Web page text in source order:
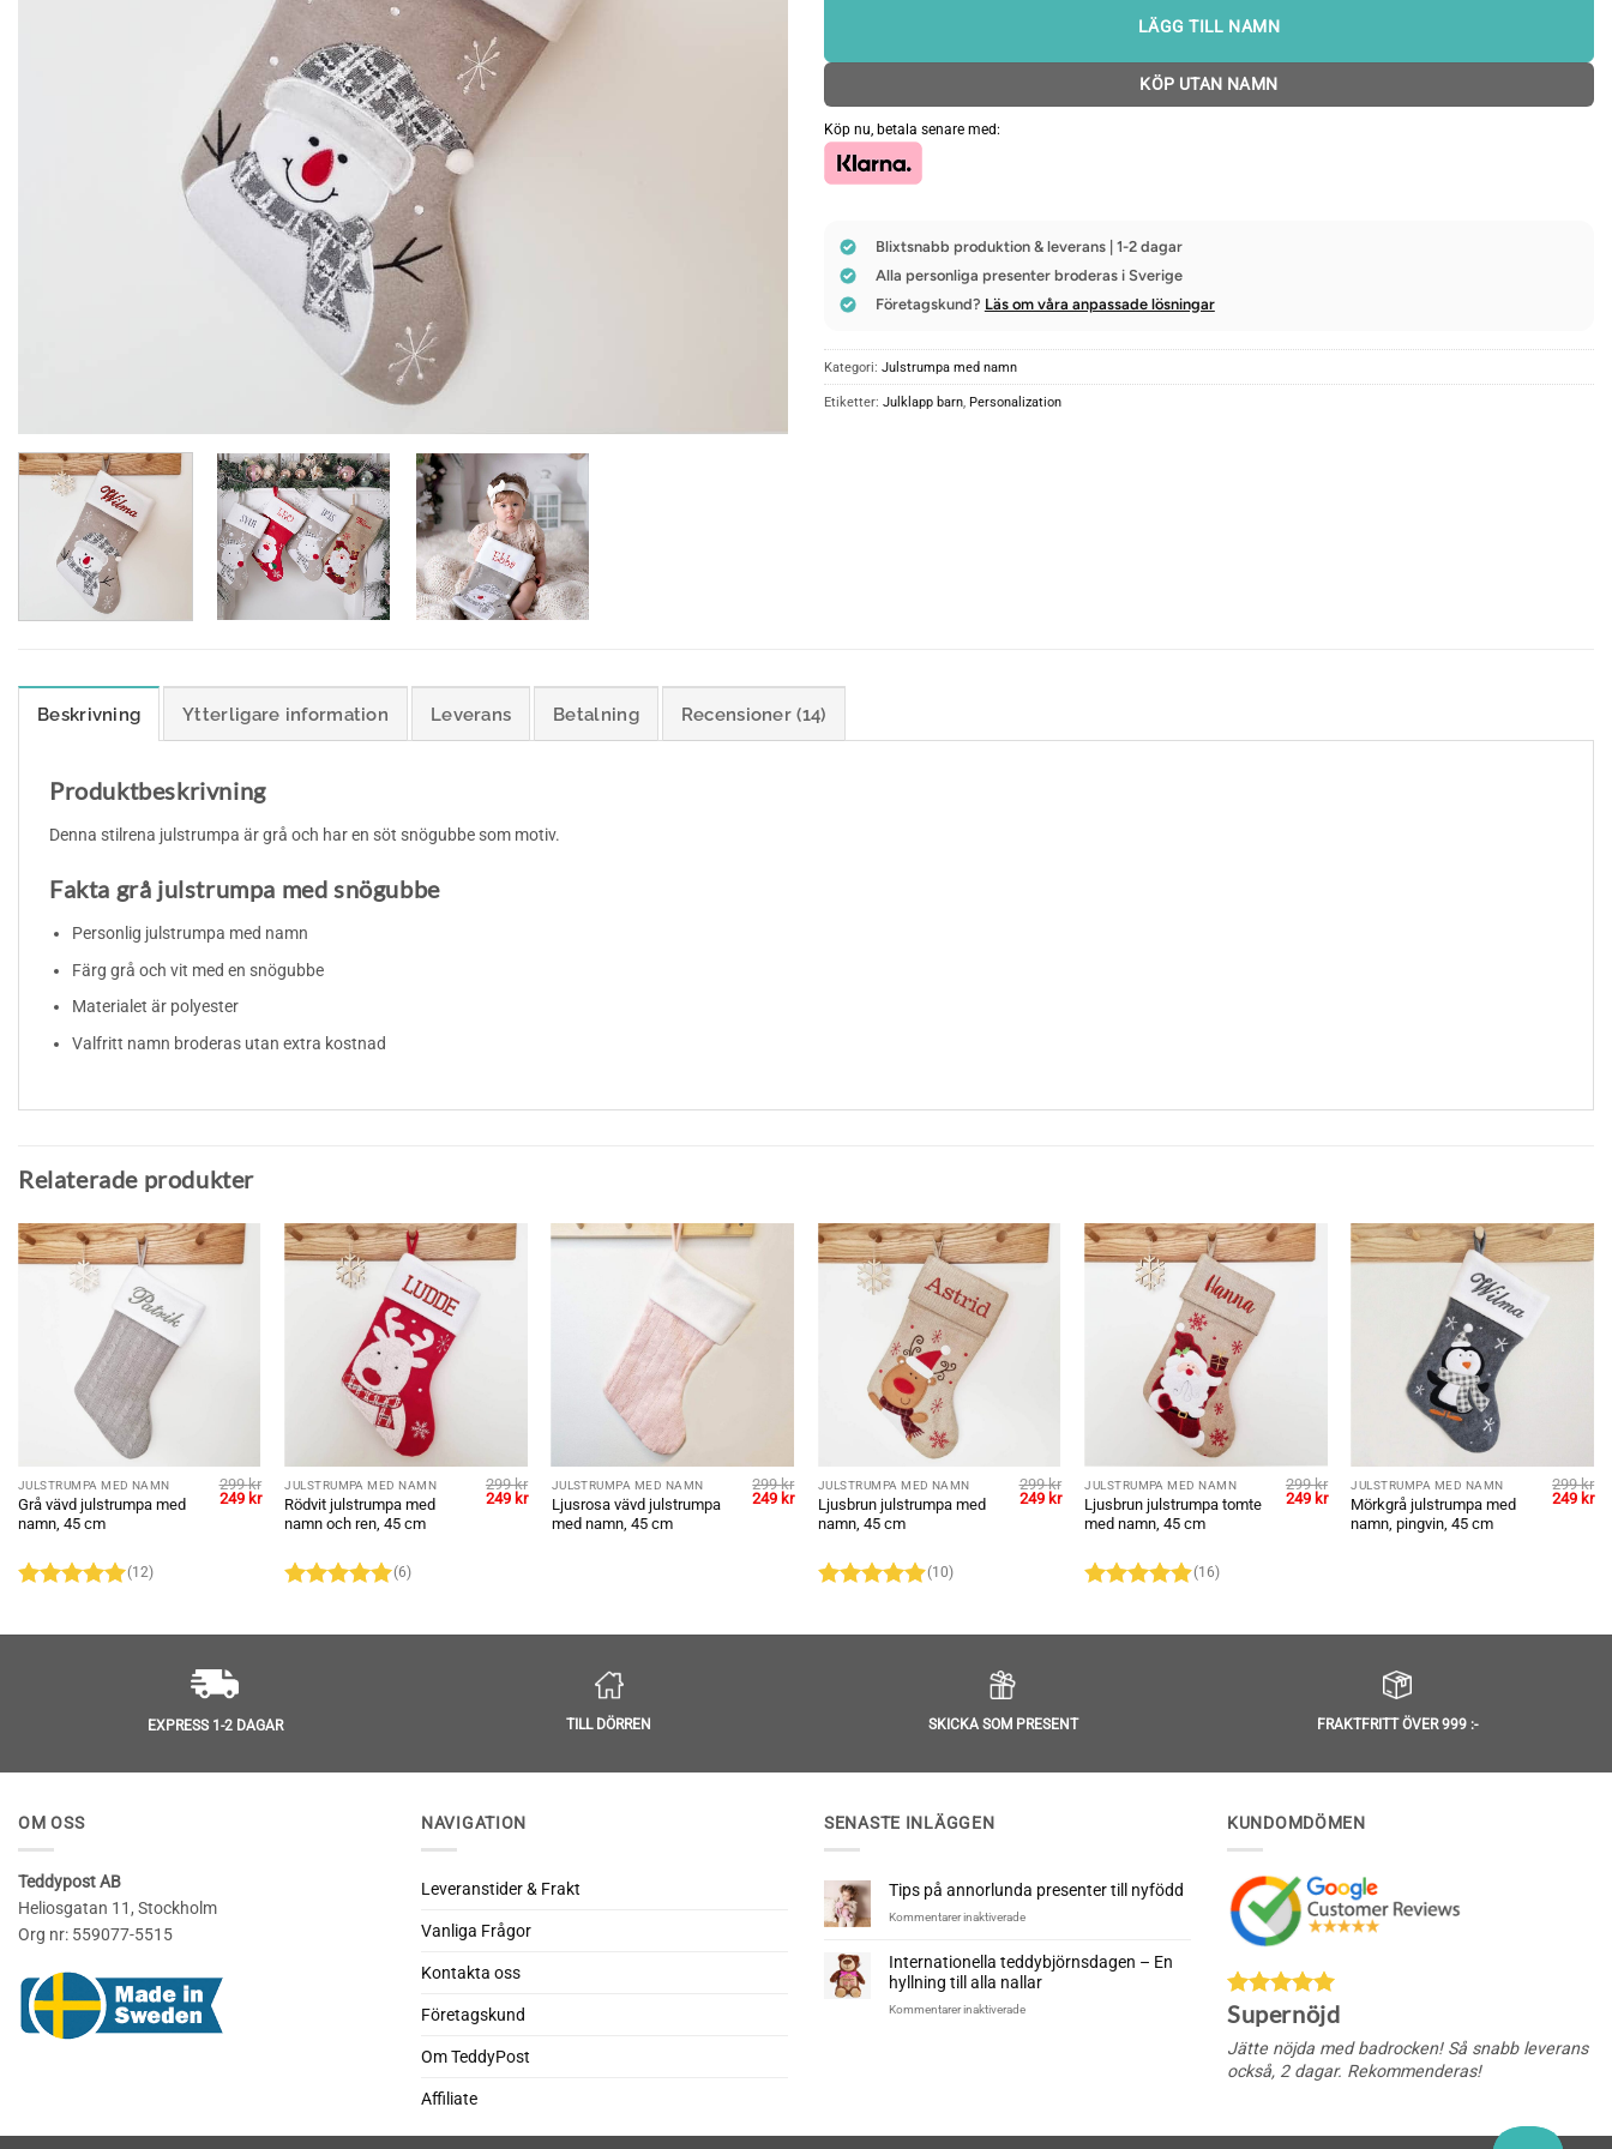
LÄGG TILL NAMN
KÖP UTAN NAMN
Köp nu, betala senare med:
Blixtsnabb produktion & leverans | 1-2 dagar
Alla personliga presenter broderas i Sverige
Företagskund? Läs om våra anpassade lösningar
Kategori: Julstrumpa med namn
Etiketter: Julklapp barn Personalization
Beskrivning Ytterligare information Leverans Betalning Recensioner (14)
Produktbeskrivning
Denna stilrena julstrumpa är grå och har en söt snögubbe som motiv.
Fakta grå julstrumpa med snögubbe
Personlig julstrumpa med namn
Färg grå och vit med en snögubbe
Materialet är polyester
Valfritt namn broderas utan extra kostnad
Relaterade produkter
JULSTRUMPA MED NAMN
Grå vävd julstrumpa med
namn, 45 cm
(12)
299kr
Det
ursprungliga
249 krDet
nuvarande
priset
JULSTRUMPA MED NAMN
Rödvit julstrumpa med
namn och ren, 45 cm
(6)
299kr
Det
ursprungliga
249 krDet
nuvarande
priset
JULSTRUMPA MED NAMN
Ljusrosa vävd julstrumpa
med namn, 45 cm
299kr
Det
ursprungliga
249 krDet
nuvarande
priset
JULSTRUMPA MED NAMN
Ljusbrun julstrumpa med
namn, 45 cm
(10)
299kr
Det
ursprungliga
249 krDet
nuvarande
priset
JULSTRUMPA MED NAMN
Ljusbrun julstrumpa tomte
med namn, 45 cm
(16)
299kr
Det
ursprungliga
249 krDet
nuvarande
priset
JULSTRUMPA MED NAMN
Mörkgrå julstrumpa med
namn, pingvin, 45 cm
299kr
Det
249 kr
EXPRESS 1-2 DAGAR TILL DÖRREN SKICKA SOM PRESENT FRAKTFRITT ÖVER 999 :-
OM OSS
Teddypost AB
Heliosgatan 11, Stockholm
Org nr: 559077-5515
NAVIGATION
Leveranstider & Frakt
Vanliga Frågor
Kontakta oss
Företagskund
Om TeddyPost
Affiliate
SENASTE INLÄGGEN
Tips på annorlunda presenter till nyfödd
Kommentarer inaktiveradeför
annorlunda
presenter
till
Internationella teddybjörnsdagen – En
hyllning till alla nallar
Kommentarer inaktiveradeför
alla
KUNDOMDÖMEN
Supernöjd
Jätte nöjda med badrocken! Så snabb leverans
också, 2 dagar. Rekommenderas!